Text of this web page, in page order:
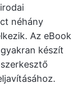
néhány
Az eBook
készít